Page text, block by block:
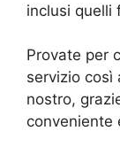
inclusi quelli
Provate per
servizio così
nostro,
conveniente